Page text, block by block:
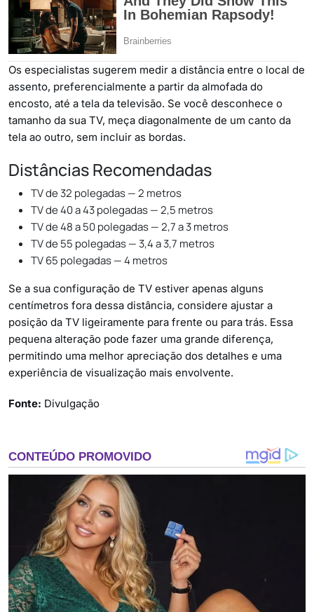
Os especialistas sugerem medir a distância entre o local de
assento, preferencialmente a partir da almofada do
encosto, até a tela da televisão. Se você desconhece o
tamanho da sua TV, meça diagonalmente de um canto da
tela ao outro, sem incluir as bordas.
Distâncias Recomendadas
TV de 32 polegadas — 2 metros
TV de 40 a 43 polegadas — 2,5 metros
TV de 48 a 50 polegadas — 2,7 a 3 metros
TV de 55 polegadas — 3,4 a 3,7 metros
TV 65 polegadas — 4 metros
Se a sua configuração de TV estiver apenas alguns
centímetros fora dessa distância, considere ajustar a
posição da TV ligeiramente para frente ou para trás. Essa
pequena alteração pode fazer uma grande diferença,
permitindo uma melhor apreciação dos detalhes e uma
experiência de visualização mais envolvente.
Fonte: Divulgação